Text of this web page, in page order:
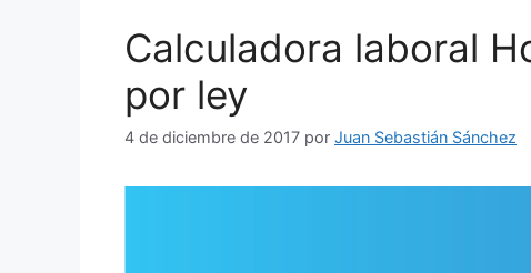
Calculadora laboral
por ley
4 de diciembre de 2017 por Juan Sebastián Sánchez